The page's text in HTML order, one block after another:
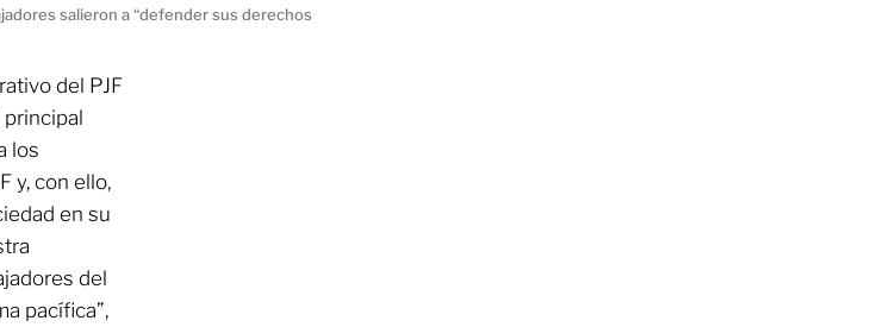
salieron a “defender sus derechos
del PJF
los
y, con ello,
en su
del
pacífica”,